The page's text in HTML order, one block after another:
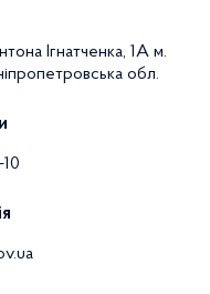
Ігнатченка, 1А м.
обл.